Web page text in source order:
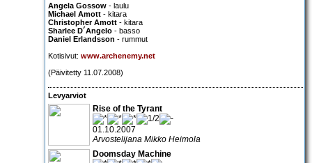
Angela Gossow - laulu
Michael Amott - kitara
Christopher Amott - kitara
Sharlee D´Angelo - basso
Daniel Erlandsson - rummut
Kotisivut: www.archenemy.net
(Päivitetty 11.07.2008)
Levyarviot
Rise of the Tyrant
01.10.2007
Arvostelijana Mikko Heimola
Doomsday Machine